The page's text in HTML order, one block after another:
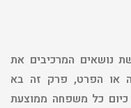
נושאים המרכיבים את
או הפרט, פרק זה בא
כיום כל משפחה ממוצעת